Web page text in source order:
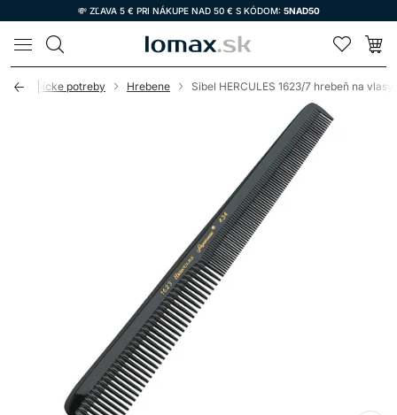
💸 ZĽAVA 5 € PRI NÁKUPE NAD 50 € S KÓDOM: 5NAD50
LOMAX
Kadernícke potreby Hrebene Sibel HERCULES 1623/7 hrebeň na vlasy